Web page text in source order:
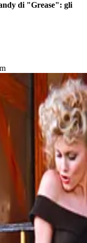
di "Grease": gli